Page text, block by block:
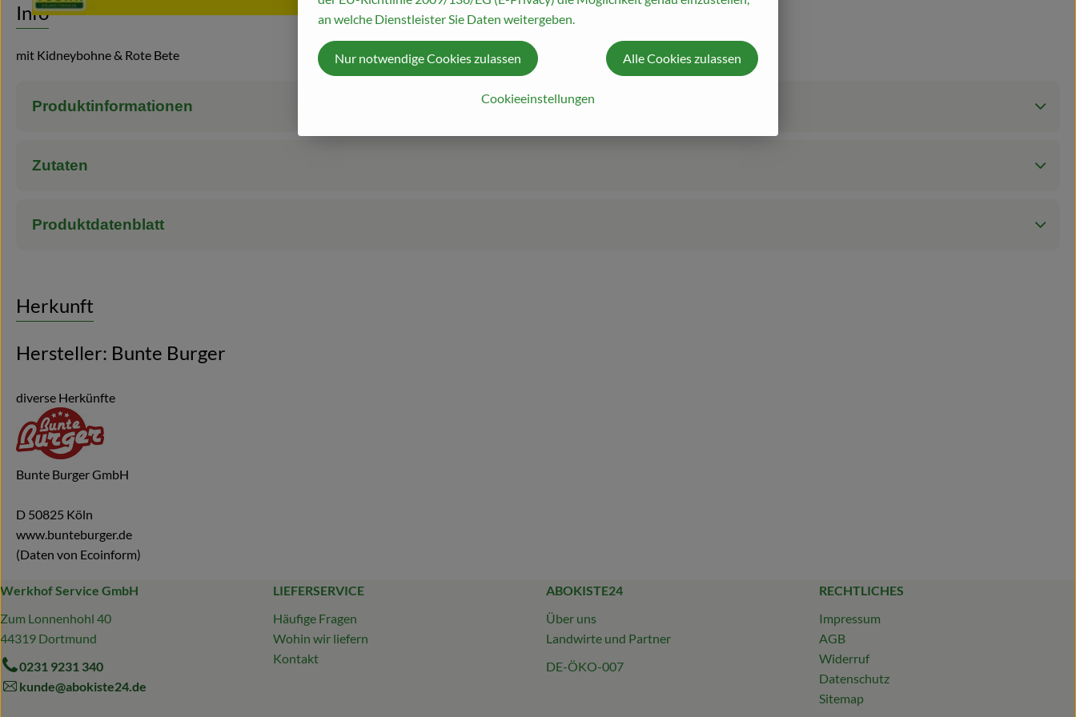
Info
mit Kidneybohne & Rote Bete
Produktinformationen
Zutaten
Produktdatenblatt
Herkunft
Hersteller: Bunte Burger
diverse Herkünfte
Bunte Burger GmbH
D 50825 Köln
www.bunteburger.de
(Daten von Ecoinform)
Werkhof Service GmbH
Zum Lonnenhohl 40
44319 Dortmund
0231 9231 340
kunde@abokiste24.de
LIEFERSERVICE
Häufige Fragen
Wohin wir liefern
Kontakt
ABOKISTE24
Über uns
Landwirte und Partner
DE-ÖKO-007
RECHTLICHES
Impressum
AGB
Widerruf
Datenschutz
Sitemap
an welche Dienstleister Sie Daten weitergeben.
Cookieeinstellungen
Nur notwendige Cookies zulassen Alle Cookies zulassen